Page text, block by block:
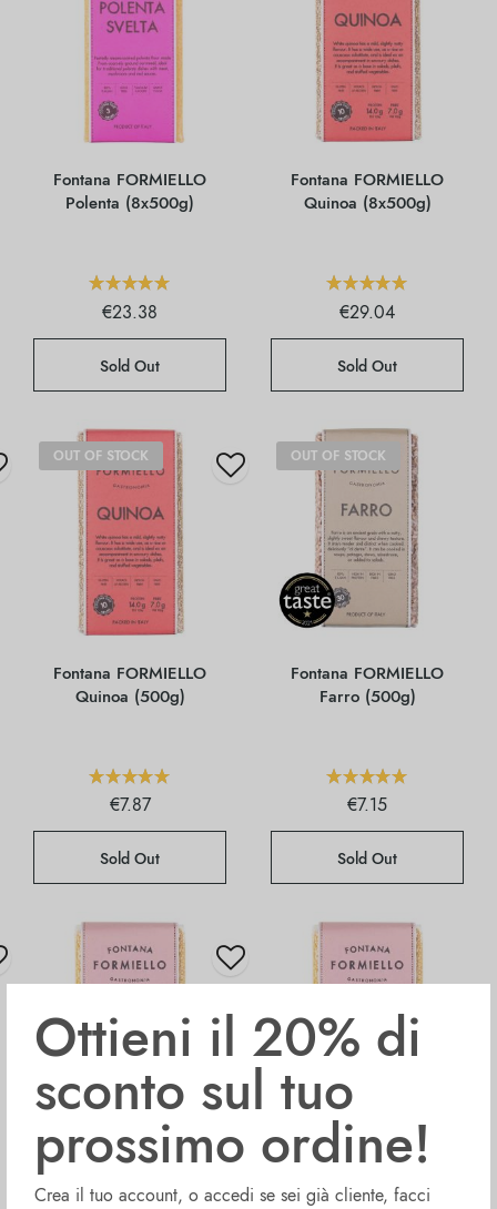
Ottieni il 20% di
sconto sul tuo
prossimo ordine!
Crea il tuo account, o accedi se sei già cliente, facci
Fontana FORMIELLO
Polenta (8x500g)
€23.38
Sold Out
Fontana FORMIELLO
Quinoa (8x500g)
€29.04
Sold Out
OUT OF STOCK
Fontana FORMIELLO
Quinoa (500g)
€7.87
Sold Out
OUT OF STOCK
Fontana FORMIELLO
Farro (500g)
€7.15
Sold Out
Fontana FORMIELLO
Miglio (500g)
Fontana FORMIELLO
Miglio (8x500g)